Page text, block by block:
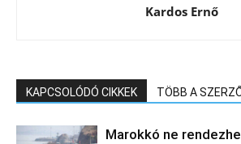
Kardos Ernő
KAPCSOLÓDÓ CIKKEK TÖBB A
Marokkó ne